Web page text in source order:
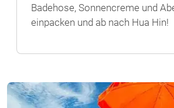
Badehose, Sonnencreme und
einpacken und ab nach Hua Hin!